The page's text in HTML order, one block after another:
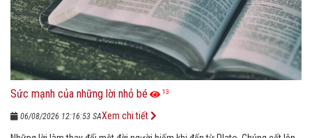
Sức mạnh của những lời nhỏ bé 13
06/08/2026 12:16:53 SAXem chi tiết